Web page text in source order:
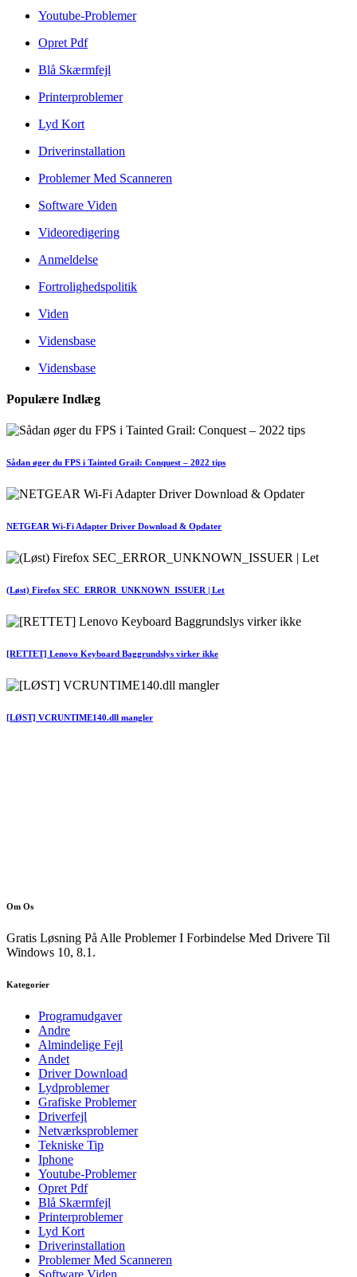
Youtube-Problemer
Opret Pdf
Blå Skærmfejl
Printerproblemer
Lyd Kort
Driverinstallation
Problemer Med Scanneren
Software Viden
Videoredigering
Anmeldelse
Fortrolighedspolitik
Viden
Vidensbase
Vidensbase
Populære Indlæg
Sådan øger du FPS i Tainted Grail: Conquest – 2022 tips
NETGEAR Wi-Fi Adapter Driver Download & Opdater
(Løst) Firefox SEC_ERROR_UNKNOWN_ISSUER | Let
[RETTET] Lenovo Keyboard Baggrundslys virker ikke
[LØST] VCRUNTIME140.dll mangler
Om Os
Gratis Løsning På Alle Problemer I Forbindelse Med Drivere Til
Windows 10, 8.1.
Kategorier
Programudgaver
Andre
Almindelige Fejl
Andet
Driver Download
Lydproblemer
Grafiske Problemer
Driverfejl
Netværksproblemer
Tekniske Tip
Iphone
Youtube-Problemer
Opret Pdf
Blå Skærmfejl
Printerproblemer
Lyd Kort
Driverinstallation
Problemer Med Scanneren
Software Viden